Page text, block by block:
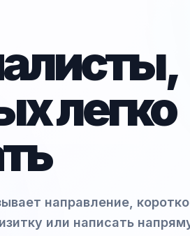
легко
направление,
или написать